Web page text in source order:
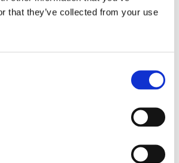
that they’ve collected from your use